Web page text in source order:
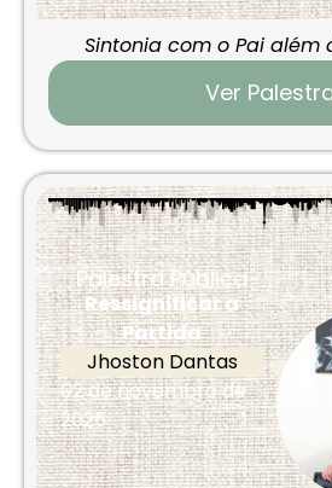
Sintonia com o Pai
Ver
Palestra Pública
Ressignificar a
Partida
Jhoston Dantas
02 de novembro de
2025